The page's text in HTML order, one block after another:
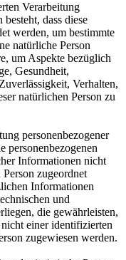
Verarbeitung
dass diese
werden, um bestimmte
natürliche Person
um Aspekte bezüglich
Gesundheit,
Verhalten,
natürlichen Person zu
personenbezogener
personenbezogenen
Informationen nicht
zugeordnet
Informationen
und
die gewährleisten,
einer identifizierten
zugewiesen werden.